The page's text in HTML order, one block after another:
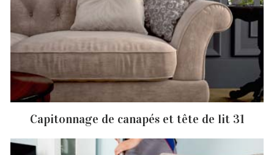
Capitonnage de canapés et tête de lit 31